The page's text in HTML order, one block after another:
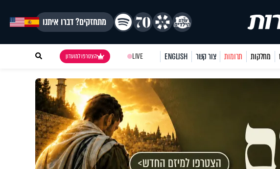
מתחזקים? דברו איתנו
מחלקות תרומות צור קשר ENGLISH
LIVE הצטרפו למועדון